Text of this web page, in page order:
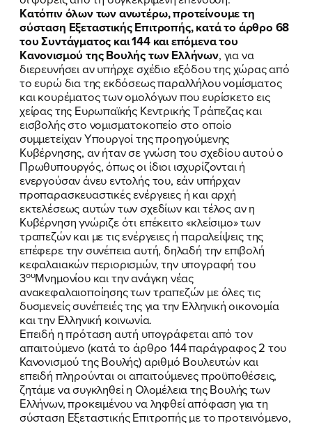
Κατόπιν όλων των ανωτέρω,προτείνουμε τη
σύσταση Εξεταστικής Επιτροπής, κατά το άρθρο 68
του Συντάγματος και 144 και επόμενα του
Κανονισμού της Βουλής των Ελλήνων, για να
διερευνήσει αν υπήρχε σχέδιο εξόδου της χώρας από
το ευρώ δια της εκδόσεως παραλλήλου νομίσματος
και κουρέματος των ομολόγων που ευρίσκετο εις
χείρας της Ευρωπαϊκής Κεντρικής Τράπεζας και
εισβολής στο νομισματοκοπείο στο οποίο
συμμετείχαν Υπουργοί της προηγούμενης
Κυβέρνησης, αν ήταν σε γνώση του σχεδίου αυτού ο
Πρωθυπουργός, όπως οι ίδιοι ισχυρίζονται ή
ενεργούσαν άνευ εντολής του, εάν υπήρχαν
προπαρασκευαστικές ενέργειες ή και αρχή
εκτελέσεως αυτών των σχεδίων και τέλος αν η
Κυβέρνηση γνώριζε ότι επέκειτο «κλείσιμο» των
τραπεζών και με τις ενέργειες ή παραλείψεις της
επέφερε την συνέπεια αυτή, δηλαδή την επιβολή
κεφαλαιακών περιορισμών, την υπογραφή του
3ουΜνημονίου και την ανάγκη νέας
ανακεφαλαιοποίησης των τραπεζών με όλες τις
δυσμενείς συνέπειές της για την Ελληνική οικονομία
και την Ελληνική κοινωνία.
Επειδή η πρόταση αυτή υπογράφεται από τον
απαιτούμενο (κατά το άρθρο 144 παράγραφος 2 του
Κανονισμού της Βουλής) αριθμό Βουλευτών και
επειδή πληρούνται οι απαιτούμενες προϋποθέσεις,
ζητάμε να συγκληθεί η Ολομέλεια της Βουλής των
Ελλήνων, προκειμένου να ληφθεί απόφαση για τη
σύσταση Εξεταστικής Επιτροπής με το προτεινόμενο,